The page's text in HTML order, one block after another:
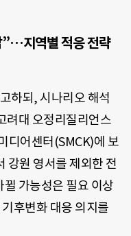
지역별 적응 전략
하되, 시나리오 해석
려대 오정리질리언스
디어센터(SMCK)에 보
강원 영서를 제외한 전
가능성은 필요 이상
후변화 대응 의지를